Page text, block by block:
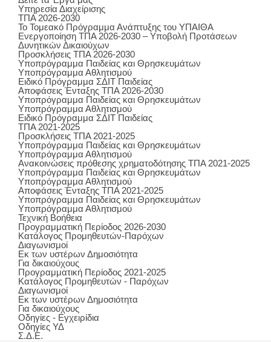
Υπηρεσία Διαχείρισης
ΤΠΑ 2026-2030
Το Τομεακό Πρόγραμμα Ανάπτυξης του ΥΠΑΙΘΑ
Ενεργοποίηση ΤΠΑ 2026-2030 – Υποβολή Προτάσεων
Δυνητικών Δικαιούχων
Προσκλήσεις ΤΠΑ 2026-2030
Υποπρόγραμμα Παιδείας και Θρησκευμάτων
Υποπρόγραμμα Αθλητισμού
Ειδικό Πρόγραμμα ΣΔΙΤ Παιδείας
Αποφάσεις Ένταξης ΤΠΑ 2026-2030
Υποπρόγραμμα Παιδείας και Θρησκευμάτων
Υποπρόγραμμα Αθλητισμού
Ειδικό Πρόγραμμα ΣΔΙΤ Παιδείας
ΤΠΑ 2021-2025
Προσκλήσεις ΤΠΑ 2021-2025
Υποπρόγραμμα Παιδείας και Θρησκευμάτων
Υποπρόγραμμα Αθλητισμού
Ανακοινώσεις πρόθεσης χρηματοδότησης ΤΠΑ 2021-2025
Υποπρόγραμμα Παιδείας και Θρησκευμάτων
Υποπρόγραμμα Αθλητισμού
Αποφάσεις Ένταξης ΤΠΑ 2021-2025
Υποπρόγραμμα Παιδείας και Θρησκευμάτων
Υποπρόγραμμα Αθλητισμού
Τεχνική Βοήθεια
Προγραμματική Περίοδος 2026-2030
Κατάλογος Προμηθευτών-Παρόχων
Διαγωνισμοί
Εκ των υστέρων Δημοσιότητα
Για δικαιούχους
Προγραμματική Περίοδος 2021-2025
Κατάλογος Προμηθευτών - Παρόχων
Διαγωνισμοί
Εκ των υστέρων Δημοσιότητα
Για δικαιούχους
Οδηγίες - Εγχειρίδια
Οδηγίες ΥΔ
Σ.Δ.Ε.